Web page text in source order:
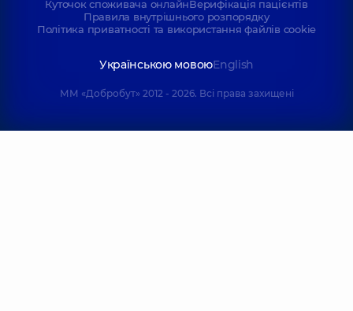
Куточок споживача онлайнВерифікація пацієнтів
Правила внутрішнього розпорядку
Політика приватності та використання файлів cookie
Українською мовоюEnglish
ММ «Добробут» 2012 - 2026. Всі права захищені